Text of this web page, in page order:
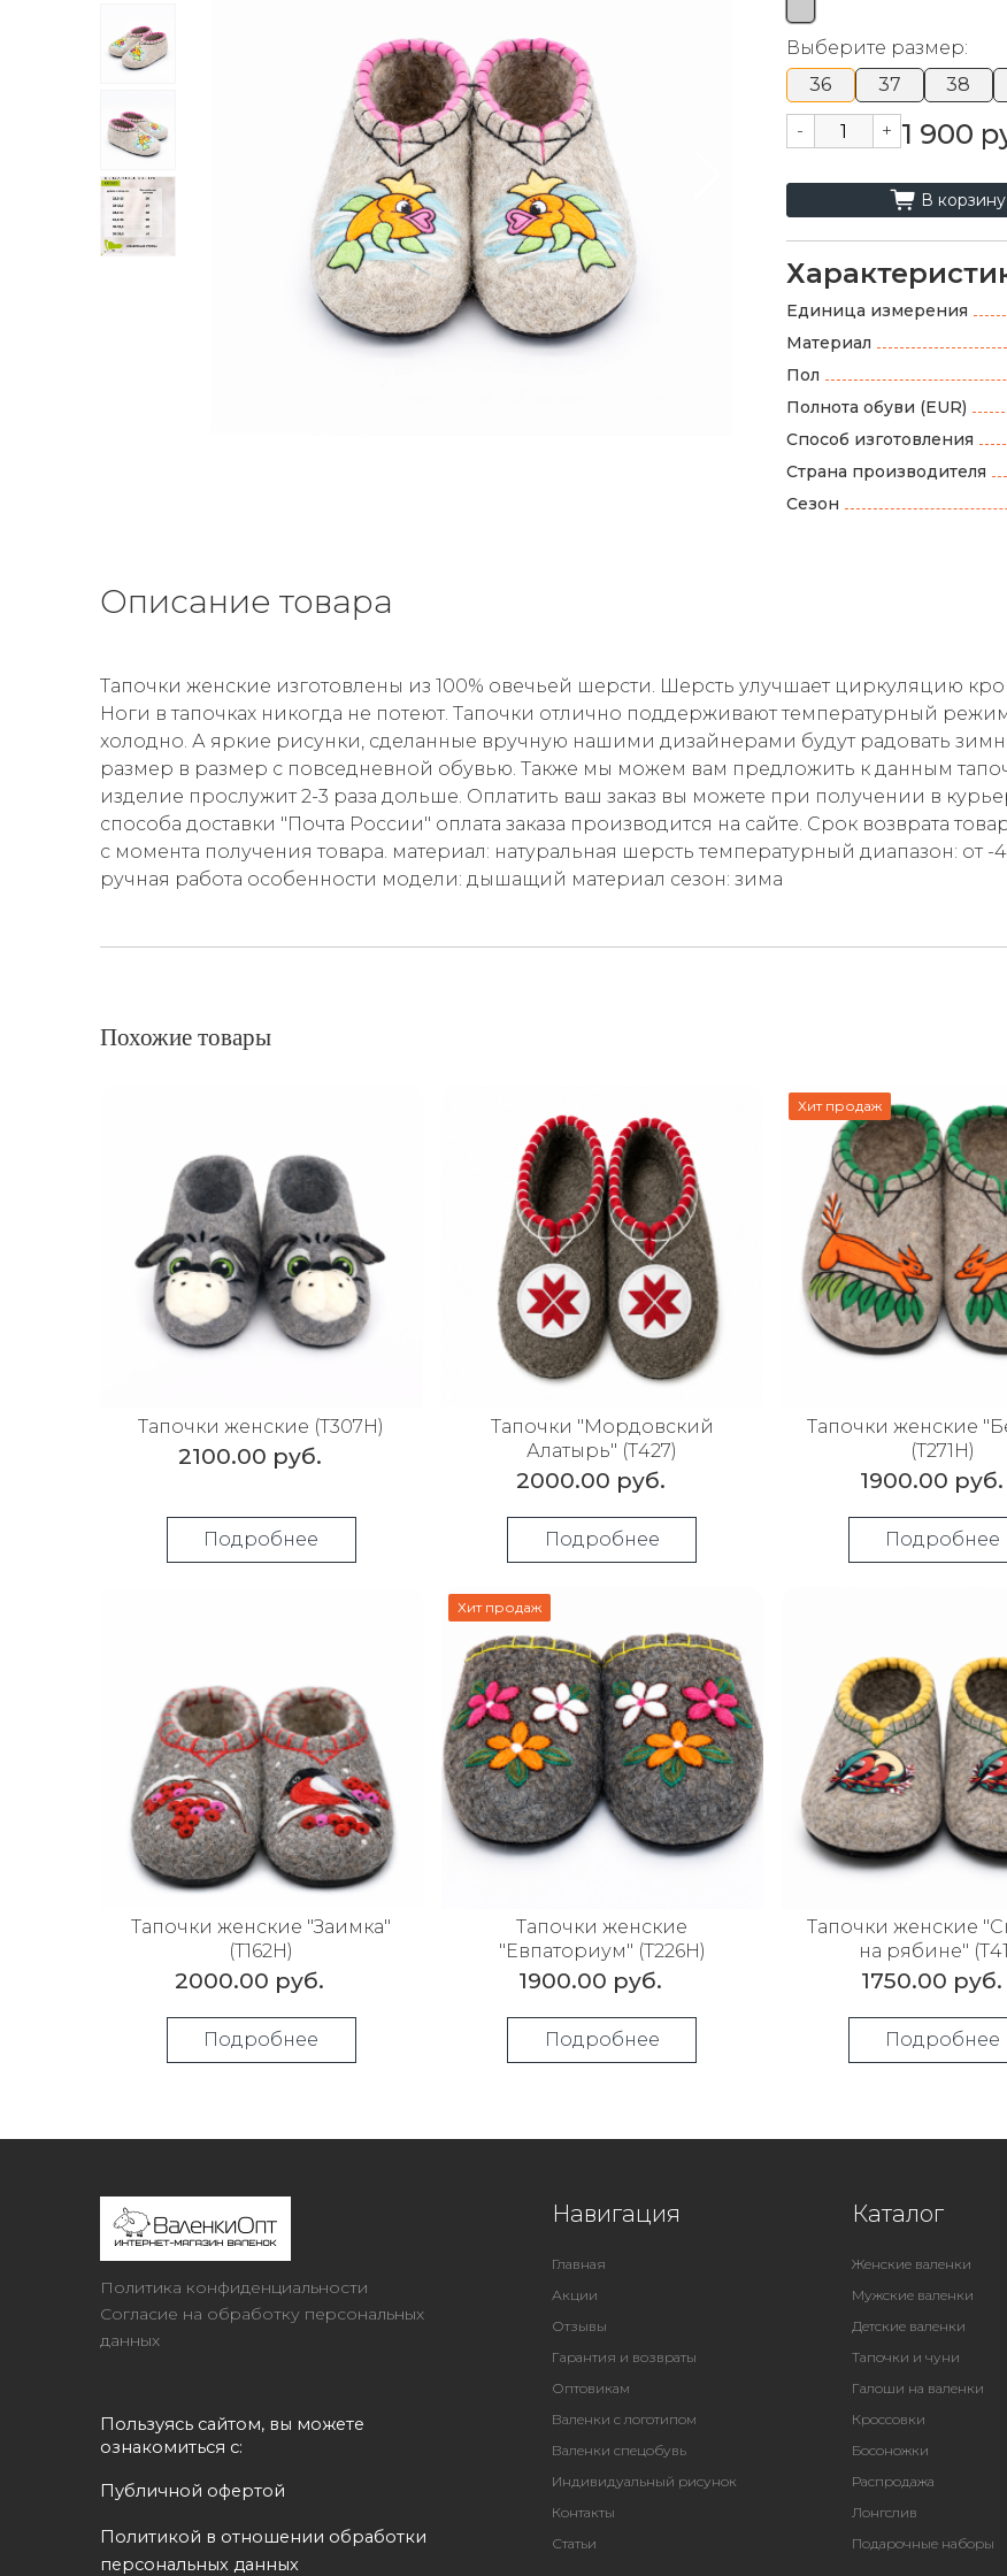
Выберите размер:
36
37 38
- + 1 900
cart_fill В корзину
Единица измерения
Материал
Пол
Полнота обуви (EUR)
Способ изготовления
Страна производителя
Сезон
Описание товара
Тапочки женские изготовлены из 100% овечьей шерсти. Шерсть улучшает циркуляцию
Ноги в тапочках никогда не потеют. Тапочки отлично поддерживают температурный
холодно. А яркие рисунки, сделанные вручную нашими дизайнерами будут радовать
размер в размер с повседневной обувью. Также мы можем вам предложить к данным
изделие прослужит 2-3 раза дольше. Оплатить ваш заказ вы можете при получении в
способа доставки "Почта России" оплата заказа производится на сайте. Срок возврата
с момента получения товара. материал: натуральная шерсть температурный диапазон: от
ручная работа особенности модели: дышащий материал сезон: зима
Похожие товары
Тапочки женские (Т307Н)
2100.00 руб.
Подробнее
Тапочки "Мордовский
Алатырь" (Т427)
2000.00 руб.
Подробнее
Хит продаж
Тапочки женские
(Т271Н)
1900.00 руб.
Подробнее
Тапочки женские "Заимка"
(Т162Н)
2000.00 руб.
Подробнее
Хит продаж
Тапочки женские
"Евпаториум" (Т226Н)
1900.00 руб.
Подробнее
Тапочки женские
на рябине"
1750.00 руб.
Подробнее
Политика конфиденциальности
Согласие на обработку персональных
данных
Пользуясь сайтом, вы можете
ознакомиться с:
Публичной офертой
Политикой в отношении обработки
персональных данных
Навигация
Главная
Акции
Отзывы
Гарантия и возвраты
Оптовикам
Валенки с логотипом
Валенки спецобувь
Индивидуальный рисунок
Контакты
Статьи
Каталог
Женские валенки
Мужские валенки
Детские валенки
Тапочки и чуни
Галоши на валенки
Кроссовки
Босоножки
Распродажа
Лонгслив
Подарочные наборы